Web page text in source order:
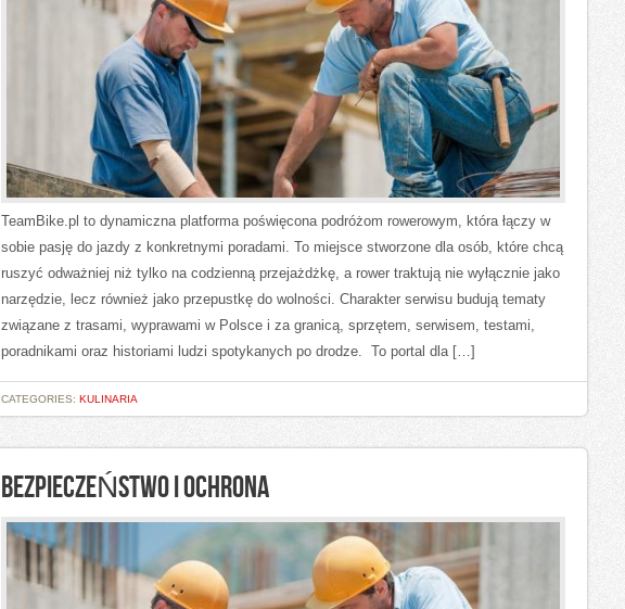
TeamBike.pl to dynamiczna platforma poświęcona podróżom rowerowym, która łączy w
sobie pasję do jazdy z konkretnymi poradami. To miejsce stworzone dla osób, które chcą
ruszyć odważniej niż tylko na codzienną przejażdżkę, a rower traktują nie wyłącznie jako
narzędzie, lecz również jako przepustkę do wolności. Charakter serwisu budują tematy
związane z trasami, wyprawami w Polsce i za granicą, sprzętem, serwisem, testami,
poradnikami oraz historiami ludzi spotykanych po drodze. To portal dla […]
CATEGORIES: KULINARIA
BEZPIECZEŃSTWO I OCHRONA